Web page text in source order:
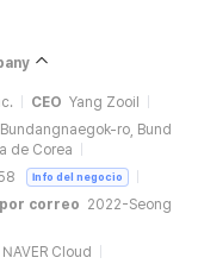
CEO Yang Zooil
ro, Bund
de Corea
Info del negocio
correo 2022-Seong
Cloud